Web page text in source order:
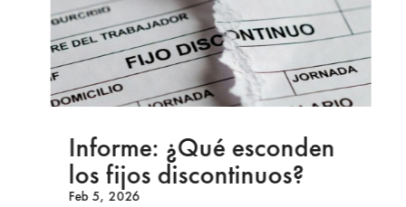
Informe: ¿Qué esconden
los fijos discontinuos?
Feb 5, 2026